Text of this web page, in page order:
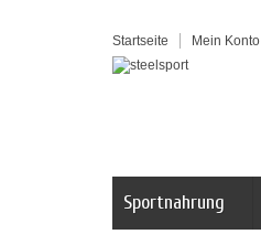
Startseite Mein Konto
Sportnahrung